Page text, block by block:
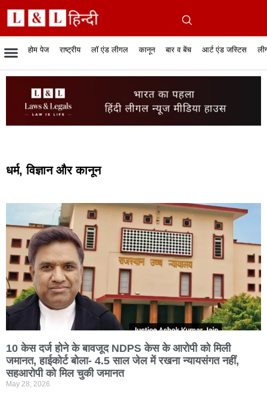
होम पेज राष्ट्रीय
रिपोर्टेबल जजमेंट सुप्रीम कोर्ट हाईकोर्ट
लॉ एंड लीगल
रिसर्च एनालाईसिस एंड लॉ केस स्टेटस
कानून
व्यापार में कानून फिल्में और कानून
बार व बेंच
बार एसोसिएशन बार
आर्ट एंड जस्टिस
जस्टिस एंड जस्टिस
धर्म, विज्ञान और कानून
10 केस दर्ज होने के बावजूद NDPS केस के आरोपी को मिली
जमानत, हाईकोर्ट बोला- 4.5 साल जेल में रखना न्यायसंगत नहीं,
सहआरोपी को मिल चुकी जमानत
May 28, 2026